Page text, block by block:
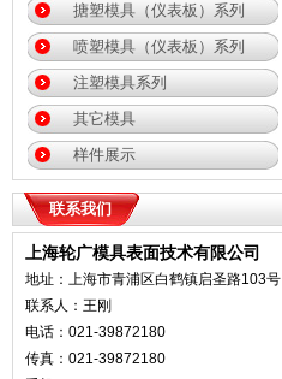
搪塑模具（仪表板）系列
喷塑模具（仪表板）系列
注塑模具系列
其它模具
样件展示
联系我们
上海轮广模具表面技术有限公司
地址： 上海市青浦区白鹤镇启圣路103号
联系人：王刚
电话：021-39872180
传真：021-39872180